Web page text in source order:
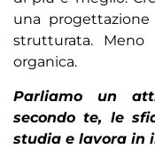
una progettazione
strutturata.
organica.
Parliamo un
secondo te, le
studia e lavora in